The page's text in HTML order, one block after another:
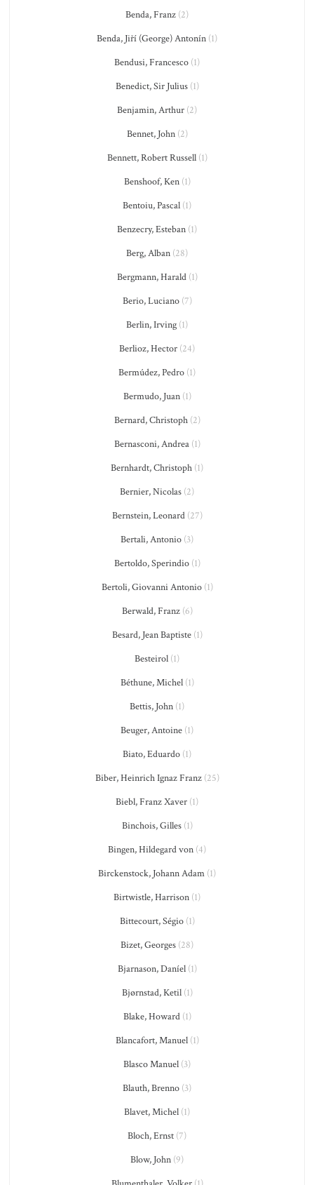
Benda, Franz (2)
Benda, Jiří (George) Antonín (1)
Bendusi, Francesco (1)
Benedict, Sir Julius(1)
Benjamin, Arthur (2)
Bennet, John(2)
Bennett, Robert Russell(1)
Benshoof, Ken(1)
Bentoiu, Pascal (1)
Benzecry, Esteban (1)
Berg, Alban (28)
Bergmann, Harald(1)
Berio, Luciano(7)
Berlin, Irving (1)
Berlioz, Hector (24)
Bermúdez, Pedro (1)
Bermudo, Juan(1)
Bernard, Christoph(2)
Bernasconi, Andrea(1)
Bernhardt, Christoph (1)
Bernier, Nicolas (2)
Bernstein, Leonard(27)
Bertali, Antonio (3)
Bertoldo, Sperindio(1)
Bertoli, Giovanni Antonio(1)
Berwald, Franz(6)
Besard, Jean Baptiste(1)
Besteirol (1)
Béthune, Michel(1)
Bettis, John (1)
Beuger, Antoine (1)
Biato, Eduardo (1)
Biber, Heinrich Ignaz Franz(25)
Biebl, Franz Xaver (1)
Binchois, Gilles(1)
Bingen, Hildegard von (4)
Birckenstock, Johann Adam (1)
Birtwistle, Harrison (1)
Bittecourt, Ségio(1)
Bizet, Georges (28)
Bjarnason, Daníel(1)
Bjørnstad, Ketil(1)
Blake, Howard(1)
Blancafort, Manuel(1)
Blasco Manuel (3)
Blauth, Brenno (3)
Blavet, Michel (1)
Bloch, Ernst (7)
Blow, John (9)